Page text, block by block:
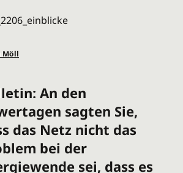
Möll
An den
sagten Sie,
das Netz nicht das
bei der
sei, dass es